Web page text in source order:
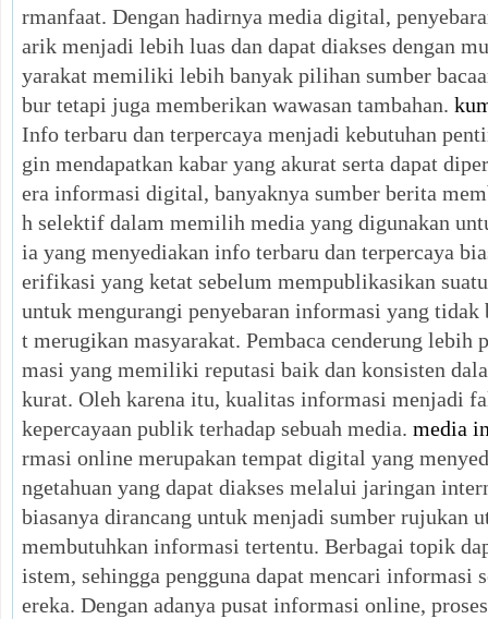
rmanfaat. Dengan hadirnya media digital,
arik menjadi lebih luas dan dapat diakses dengan
yarakat memiliki lebih banyak pilihan sumber
bur tetapi juga memberikan wawasan tambahan.
Info terbaru dan terpercaya menjadi kebutuhan
gin mendapatkan kabar yang akurat serta dapat
era informasi digital, banyaknya sumber berita
h selektif dalam memilih media yang digunakan
ia yang menyediakan info terbaru dan terpercaya
erifikasi yang ketat sebelum mempublikasikan
untuk mengurangi penyebaran informasi yang tidak
t merugikan masyarakat. Pembaca cenderung lebih
masi yang memiliki reputasi baik dan konsisten
kurat. Oleh karena itu, kualitas informasi menjadi
kepercayaan publik terhadap sebuah media. media
rmasi online merupakan tempat digital yang
ngetahuan yang dapat diakses melalui jaringan
biasanya dirancang untuk menjadi sumber rujukan
membutuhkan informasi tertentu. Berbagai topik
istem, sehingga pengguna dapat mencari informasi
ereka. Dengan adanya pusat informasi online,